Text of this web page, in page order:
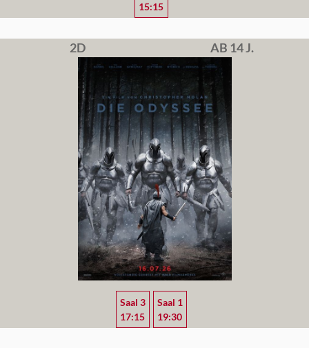
15:15
2D AB 14 J.
Saal 3
17:15
Saal 1
19:30